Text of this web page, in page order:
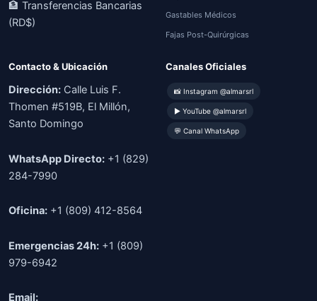
🏦 Transferencias Bancarias
(RD$)
Gastables Médicos
Fajas Post-Quirúrgicas
Contacto & Ubicación
Dirección: Calle Luis F.
Thomen #519B, El Millón,
Santo Domingo
WhatsApp Directo: +1 (829)
284-7990
Oficina: +1 (809) 412-8564
Emergencias 24h: +1 (809)
979-6942
Email:
Canales Oficiales
📸 Instagram @almarsrl
▶ YouTube @almarsrl
💬 Canal WhatsApp